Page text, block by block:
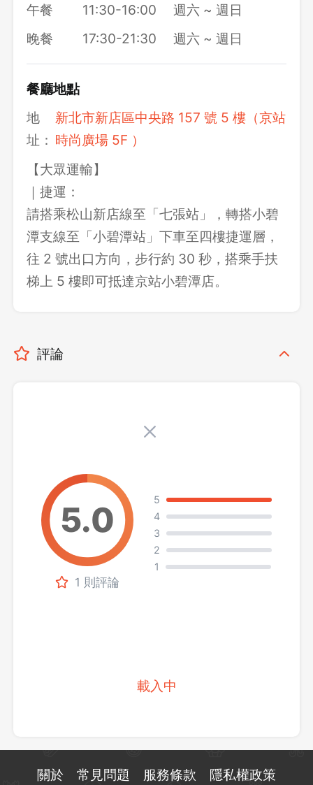
午餐
11:30-16:00
週六 ~ 週日
晚餐
17:30-21:30 週六 ~ 週日
餐廳地點
地
址：
新北市新店區中央路 157 號 5 樓（京站
時尚廣場 5F ）
【大眾運輸】
｜捷運：
請搭乘松山新店線至「七張站」，轉搭小碧
潭支線至「小碧潭站」下車至四樓捷運層，
往 2 號出口方向，步行約 30 秒，搭乘手扶
梯上 5 樓即可抵達京站小碧潭店。
評論
1 則評論
5
4
3
2
1
載入中
關於 常見問題 服務條款 隱私權政策